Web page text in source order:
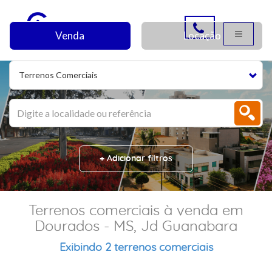
Terrenos Comerciais
Venda Locação
+ Adicionar filtros
Terrenos comerciais à venda em
Dourados - MS, Jd Guanabara
Exibindo 2 terrenos comerciais